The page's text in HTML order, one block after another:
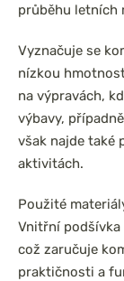
průběhu letních
Vyznačuje se
nízkou
na výpravách,
výbavy,
však najde také
aktivitách.
Použité
Vnitřní podšívka
což zaručuje
praktičnosti a